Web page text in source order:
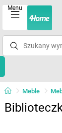
Menu
Meble